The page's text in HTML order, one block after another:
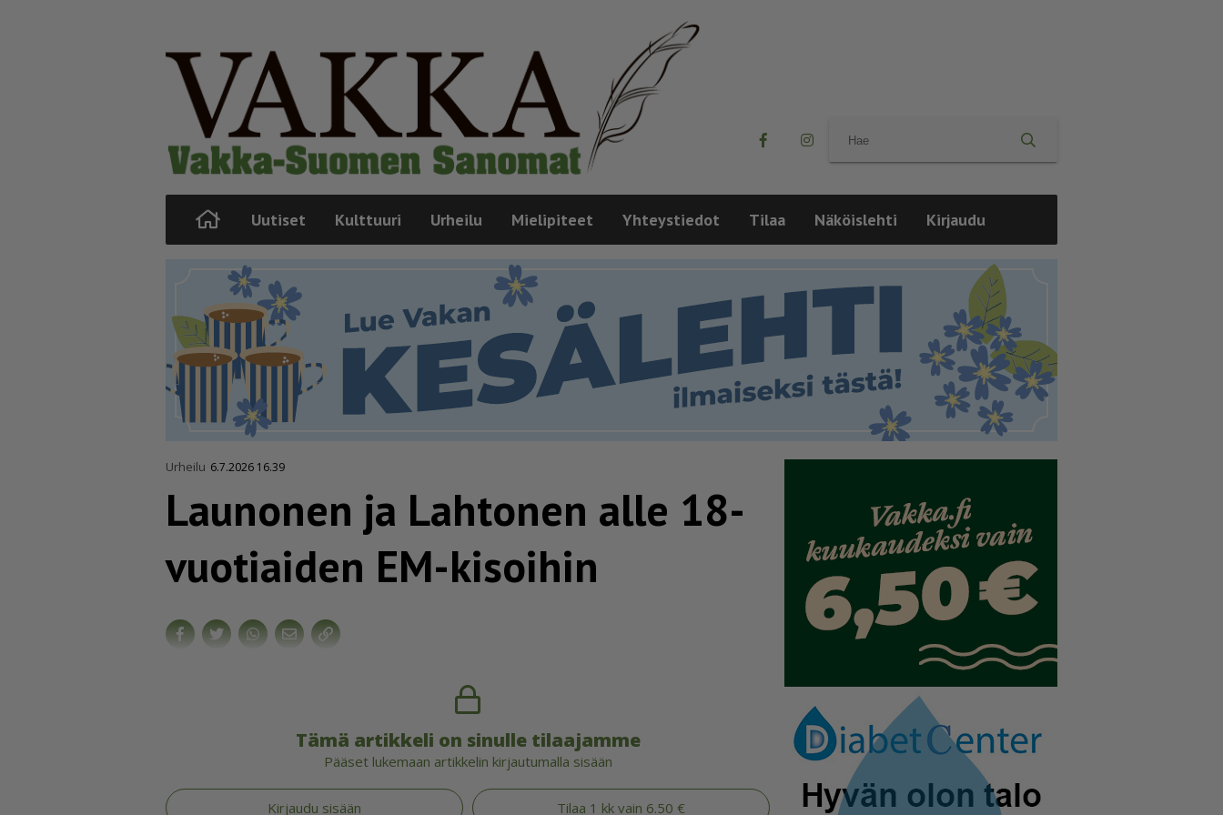
Uutiset Kulttuuri Urheilu Mielipiteet Yhteystiedot Tilaa Näköislehti Kirjaudu
Urheilu 6.7.2026 16.39
Launonen ja Lahtonen alle 18-
vuotiaiden EM-kisoihin
Tämä artikkeli on sinulle tilaajamme
Pääset lukemaan artikkelin kirjautumalla sisään
Kirjaudu sisään Tilaa 1 kk vain 6.50 €